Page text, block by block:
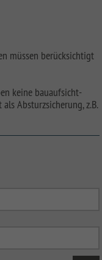
müssen berücksichtigt
keine bauaufsicht-
Absturzsicherung, z.B.